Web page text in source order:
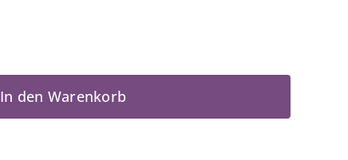
In den Warenkorb